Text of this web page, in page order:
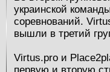
украинской
соревнований.
вышли в третий
Virtus.pro и